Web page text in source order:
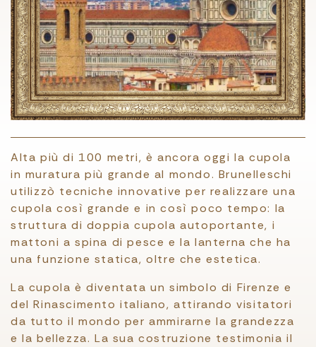
Alta più di 100 metri, è ancora oggi la cupola
in muratura più grande al mondo. Brunelleschi
utilizzò tecniche innovative per realizzare una
cupola così grande e in così poco tempo: la
struttura di doppia cupola autoportante, i
mattoni a spina di pesce e la lanterna che ha
una funzione statica, oltre che estetica.
La cupola è diventata un simbolo di Firenze e
del Rinascimento italiano, attirando visitatori
da tutto il mondo per ammirarne la grandezza
e la bellezza. La sua costruzione testimonia il